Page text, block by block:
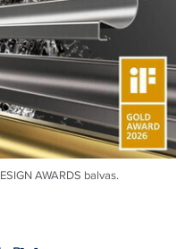
AWARDS balvas.